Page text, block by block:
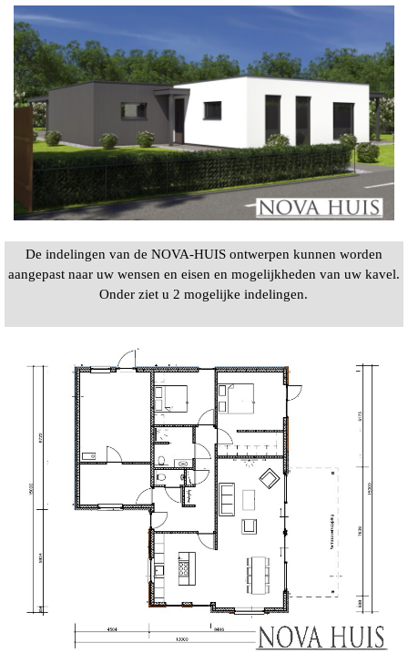
De indelingen van de NOVA-HUIS ontwerpen kunnen worden
aangepast naar uw wensen en eisen en mogelijkheden van uw kavel.
Onder ziet u 2 mogelijke indelingen.